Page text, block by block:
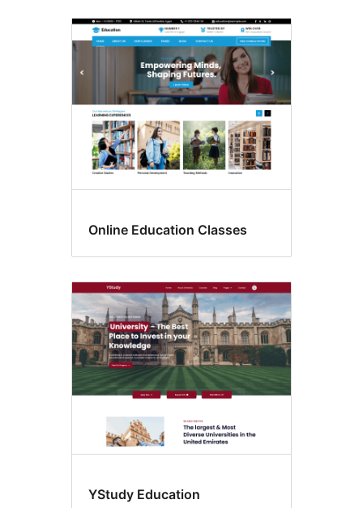
Online Education Classes
YStudy Education